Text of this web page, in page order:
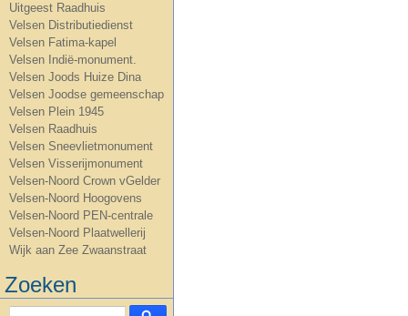
Uitgeest Raadhuis
Velsen Distributiedienst
Velsen Fatima-kapel
Velsen Indië-monument.
Velsen Joods Huize Dina
Velsen Joodse gemeenschap
Velsen Plein 1945
Velsen Raadhuis
Velsen Sneevlietmonument
Velsen Visserijmonument
Velsen-Noord Crown vGelder
Velsen-Noord Hoogovens
Velsen-Noord PEN-centrale
Velsen-Noord Plaatwellerij
Wijk aan Zee Zwaanstraat
Zoeken